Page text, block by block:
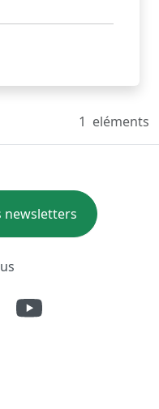
1 eléments
newsletters